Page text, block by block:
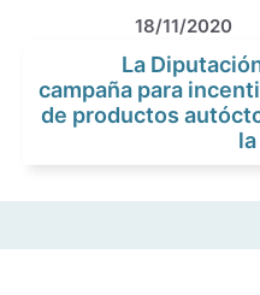
18/11/2020
La
campaña para
de productos